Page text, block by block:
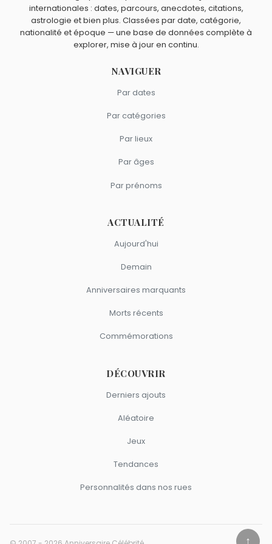
internationales : dates, parcours, anecdotes, citations,
astrologie et bien plus. Classées par date, catégorie,
nationalité et époque — une base de données complète à
explorer, mise à jour en continu.
NAVIGUER
Par dates
Par catégories
Par lieux
Par âges
Par prénoms
ACTUALITÉ
Aujourd'hui
Demain
Anniversaires marquants
Morts récents
Commémorations
DÉCOUVRIR
Derniers ajouts
Aléatoire
Jeux
Tendances
Personnalités dans nos rues
↑